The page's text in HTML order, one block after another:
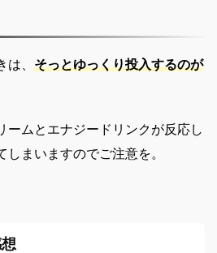
、 そっとゆっくり投入するのが
ームとエナジードリンクが反応し
まいますのでご注意を。